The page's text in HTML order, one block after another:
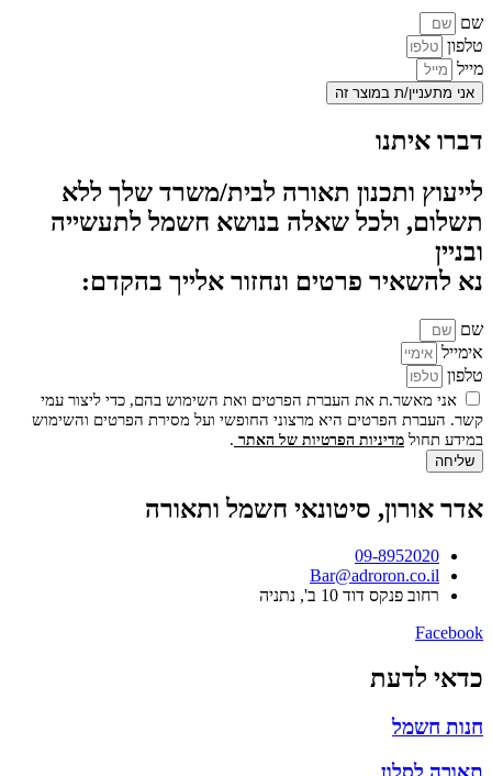
שם
טלפון
מייל
אני מתעניין/ת במוצר זה
דברו איתנו
לייעוץ ותכנון תאורה לבית/משרד שלך ללא
תשלום, ולכל שאלה בנושא חשמל לתעשייה
ובניין
נא להשאיר פרטים ונחזור אלייך בהקדם:
שם
אימייל
טלפון
אני מאשר.ת את העברת הפרטים ואת השימוש בהם, כדי ליצור עמי
קשר. העברת הפרטים היא מרצוני החופשי ועל מסירת הפרטים והשימוש
במידע תחול מדיניות הפרטיות של האתר .
שליחה
אדר אורון, סיטונאי חשמל ותאורה
09-8952020
Bar@adroron.co.il
רחוב פנקס דוד 10 ב', נתניה
Facebook
כדאי לדעת
חנות חשמל